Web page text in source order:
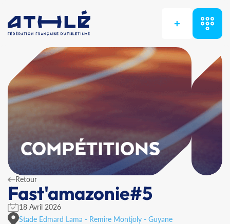
+
COMPÉTITIONS
Retour
Fast'amazonie#5
18 Avril 2026
Stade Edmard Lama - Remire Montjoly - Guyane